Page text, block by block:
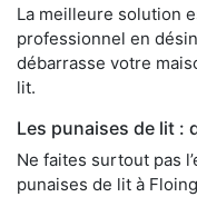
La meilleure solution
professionnel en
débarrasse votre
lit.
Les punaises de lit :
Ne faites surtout pas
punaises de lit à